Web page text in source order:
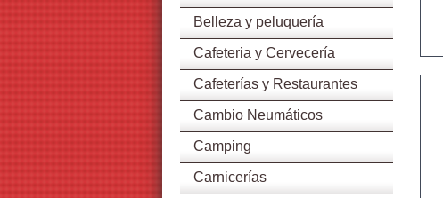
Belleza y peluquería
Cafeteria y Cervecería
Cafeterías y Restaurantes
Cambio Neumáticos
Camping
Carnicerías